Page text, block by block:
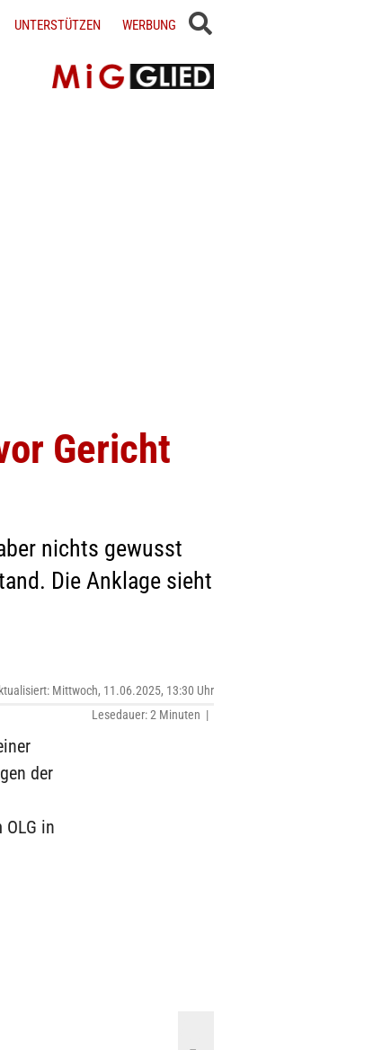
UNTERSTÜTZEN WERBUNG
Gericht
nichts gewusst
Die Anklage sieht
Mittwoch, 11.06.2025, 13:30 Uhr
Lesedauer: 2 Minuten |
der
in